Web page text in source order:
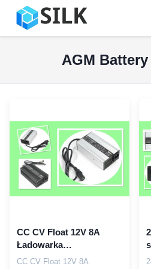
AGM
CC CV Float 12V 8A
Ładowarka
akumulatorów kwasowo-
CC CV Float 12V 8A